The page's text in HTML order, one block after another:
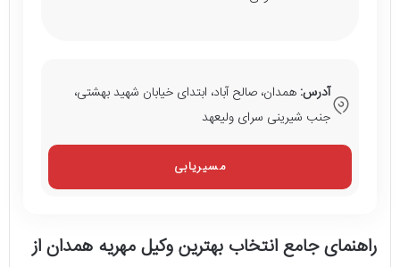
آدرس: همدان، صالح آباد، ابتدای خیابان شهید بهشتی،
جنب شیرینی سرای ولیعهد
مسیریابی
راهنمای جامع انتخاب بهترین وکیل مهریه همدان از